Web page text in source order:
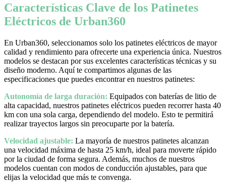
Características Clave de los Patinetes
Eléctricos de Urban360
En Urban360, seleccionamos solo los patinetes eléctricos de mayor
calidad y rendimiento para ofrecerte una experiencia única. Nuestros
modelos se destacan por sus excelentes características técnicas y su
diseño moderno. Aquí te compartimos algunas de las
especificaciones que puedes encontrar en nuestros patinetes:
Autonomía de larga duración: Equipados con baterías de litio de
alta capacidad, nuestros patinetes eléctricos pueden recorrer hasta 40
km con una sola carga, dependiendo del modelo. Esto te permitirá
realizar trayectos largos sin preocuparte por la batería.
Velocidad ajustable: La mayoría de nuestros patinetes alcanzan
una velocidad máxima de hasta 25 km/h, ideal para moverte rápido
por la ciudad de forma segura. Además, muchos de nuestros
modelos cuentan con modos de conducción ajustables, para que
elijas la velocidad que más te convenga.